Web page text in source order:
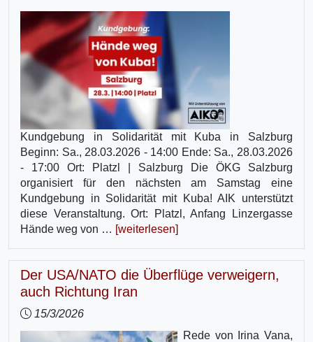
Kundgebung in Solidarität mit Kuba in Salzburg
Beginn: Sa., 28.03.2026 - 14:00 Ende: Sa., 28.03.2026
- 17:00 Ort: Platzl | Salzburg Die ÖKG Salzburg
organisiert für den nächsten am Samstag eine
Kundgebung in Solidarität mit Kuba! AIK unterstützt
diese Veranstaltung. Ort: Platzl, Anfang Linzergasse
Hände weg von … [weiterlesen]
Der USA/NATO die Überflüge verweigern,
auch Richtung Iran
15/3/2026
Rede von Irina Vana,